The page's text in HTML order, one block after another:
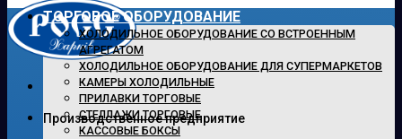
Производственное предприятие
ТОРГОВОЕ ОБОРУДОВАНИЕ
ХОЛОДИЛЬНОЕ ОБОРУДОВАНИЕ СО ВСТРОЕННЫМ
АГРЕГАТОМ
ХОЛОДИЛЬНОЕ ОБОРУДОВАНИЕ ДЛЯ СУПЕРМАРКЕТОВ
КАМЕРЫ ХОЛОДИЛЬНЫЕ
ПРИЛАВКИ ТОРГОВЫЕ
СТЕЛЛАЖИ ТОРГОВЫЕ
КАССОВЫЕ БОКСЫ